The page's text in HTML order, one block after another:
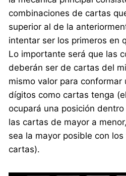
combinaciones de cartas
superior al de la
intentar ser los primeros en
Lo importante será que las
deberán ser de cartas del
mismo valor para
dígitos como cartas tenga
ocupará una posición
las cartas de mayor a
sea la mayor posible con
cartas).